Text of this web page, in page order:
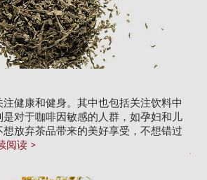
健康和健身。其中也包括关注饮料中
是对于咖啡因敏感的人群，如孕妇和儿
放弃茶品带来的美好享受，不想错过
阅读